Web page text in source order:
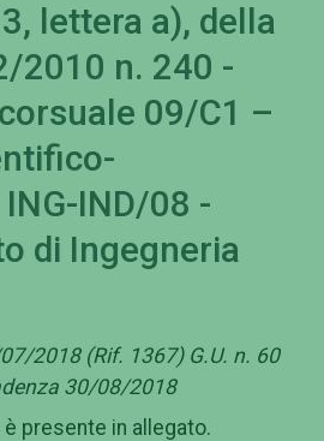
lettera a), della
2010 n. 240 -
09/C1 –
IND/08 -
di Ingegneria
2018 (Rif. 1367) G.U. n. 60
30/08/2018
presente in allegato.